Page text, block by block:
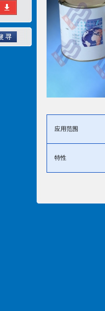
应用范围
特性